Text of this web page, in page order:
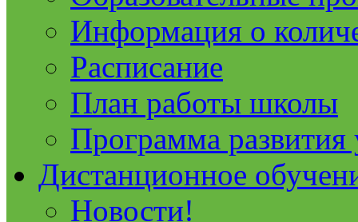
Информация о
Расписание
План работы школы
Программа
Дистанционное
Новости!